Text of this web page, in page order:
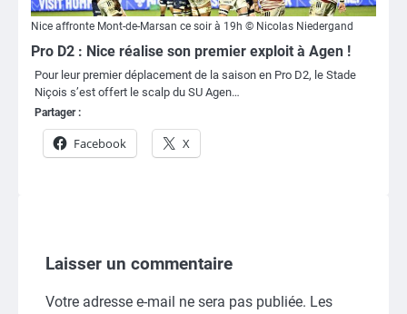
Nice affronte Mont-de-Marsan ce soir à 19h © Nicolas Niedergand
Pro D2 : Nice réalise son premier exploit à Agen !
Pour leur premier déplacement de la saison en Pro D2, le Stade
Niçois s’est offert le scalp du SU Agen…
Partager :
Facebook X
Laisser un commentaire
Votre adresse e-mail ne sera pas publiée. Les